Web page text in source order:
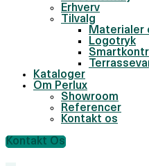
Erhverv
Tilvalg
Materialer
Logotryk
Kataloger
Om Perlux
Showroom
Referencer
Kontakt os
Kontakt Os